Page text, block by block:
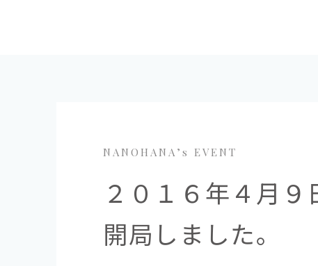
NANOHANA’s EVENT
２０１６年４月
開局しました。